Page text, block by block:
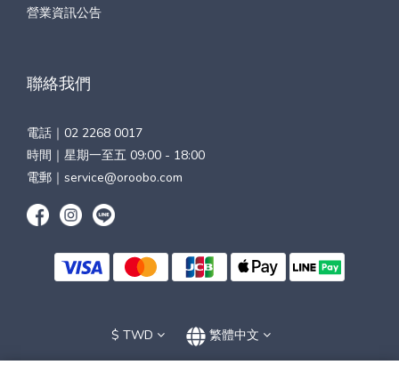
營業資訊公告
聯絡我們
電話｜ 02 2268 0017
時間｜星期一至五 09:00 - 18:00
電郵｜ service@oroobo.com
$ TWD 繁體中文